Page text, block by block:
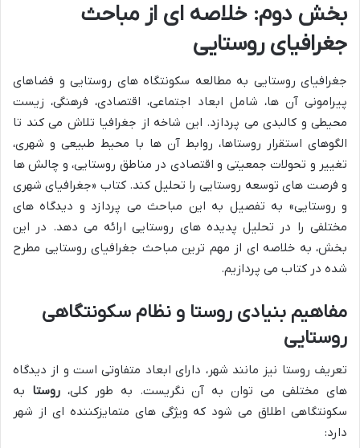
بخش دوم: خلاصه ای از مباحث
جغرافیای روستایی
جغرافیای روستایی به مطالعه سکونتگاه های روستایی و فضاهای
پیرامونی آن ها، شامل ابعاد اجتماعی، اقتصادی، فرهنگی، زیست
محیطی و کالبدی می پردازد. این شاخه از جغرافیا تلاش می کند تا
الگوهای استقرار روستاها، روابط آن ها با محیط طبیعی و شهری،
تغییر و تحولات جمعیتی و اقتصادی در مناطق روستایی، و چالش ها
و فرصت های توسعه روستایی را تحلیل کند. کتاب «جغرافیای شهری
و روستایی» به تفصیل به این مباحث می پردازد و دیدگاه های
مختلفی را در تحلیل پدیده های روستایی ارائه می دهد. در این
بخش، به خلاصه ای از مهم ترین مباحث جغرافیای روستایی مطرح
شده در کتاب می پردازیم.
مفاهیم بنیادی روستا و نظام سکونتگاهی
روستایی
تعریف روستا نیز مانند شهر، دارای ابعاد متفاوتی است و از دیدگاه
های مختلفی می توان به آن نگریست. به طور کلی،روستا به
سکونتگاهی اطلاق می شود که ویژگی های متمایزکننده ای از شهر
دارد: